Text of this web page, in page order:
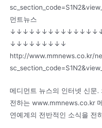
먼트뉴스
↓↓↓↓↓↓↓↓↓
http://www.mmnews.co.kr/
메디먼트 뉴스의 인터넷 신문
전하는 www.mmnews.co.kr
연예계의 전반적인 소식을 전